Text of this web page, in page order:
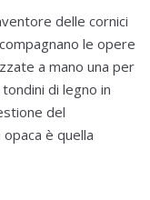
delle cornici
le opere
a mano una per
di legno in
del
è quella